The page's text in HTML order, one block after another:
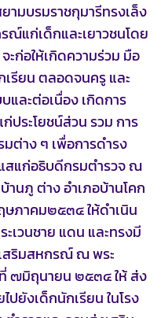
ามบรมราชกุมารีทรงเล็ง
ณ์แก่เด็กและเยาวชนโดย
ะก่อให้เกิดความร่วม มือ
เรียน ตลอดจนครู และ
และต่อเนื่อง เกิดการ
ประโยชน์ส่วน รวม การ
ต่าง ๆ เพื่อการดำรง
สแก่อธิบดีกรมตำรวจ ณ
านภู ต่าง อำเภอบ้านโคก
ภาคม๒๕๓๔ ให้ดำเนิน
เวนชาย แดน และทรงมี
สริมสหกรณ์ ณ พระ
๗มิถุนายน ๒๕๓๔ ให้ ส่ง
ปยังเด็กนักเรียน ในโรง